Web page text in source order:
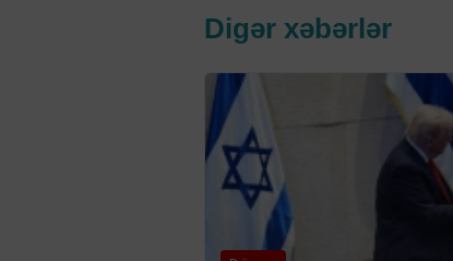
Digər xəbərlər